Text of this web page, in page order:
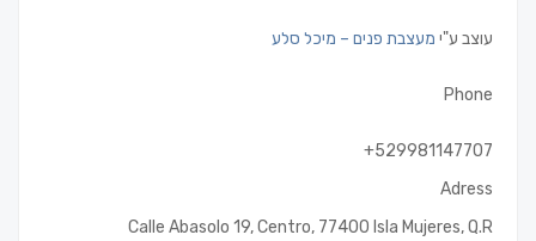
עוצב ע"י מעצבת פנים – מיכל סלע
Phone
+529981147707
Adress
Calle Abasolo 19, Centro, 77400 Isla Mujeres, Q.R